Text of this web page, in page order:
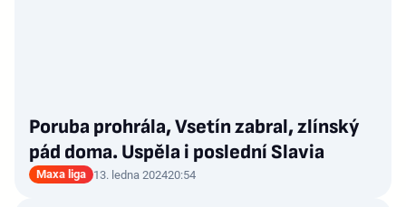
Poruba prohrála, Vsetín zabral, zlínský
pád doma. Uspěla i poslední Slavia
Maxa liga 13. ledna 202420:54